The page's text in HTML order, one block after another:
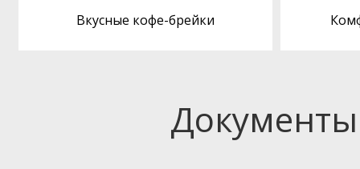
Вкусные кофе-брейки